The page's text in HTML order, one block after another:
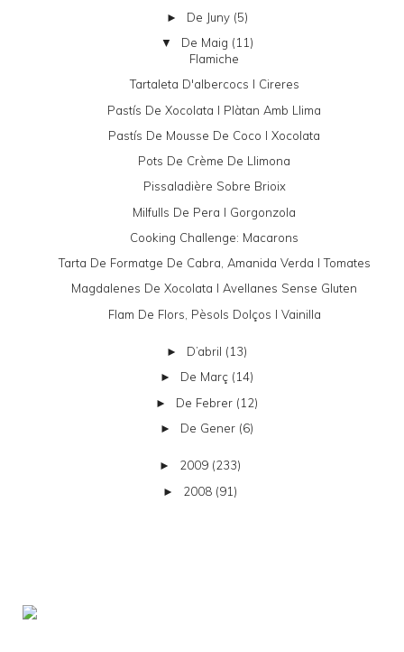
► De Juny (5)
▼ De Maig (11)
Flamiche
Tartaleta D'albercocs I Cireres
Pastís De Xocolata I Plàtan Amb Llima
Pastís De Mousse De Coco I Xocolata
Pots De Crème De Llimona
Pissaladière Sobre Brioix
Milfulls De Pera I Gorgonzola
Cooking Challenge: Macarons
Tarta De Formatge De Cabra, Amanida Verda I Tomates
Magdalenes De Xocolata I Avellanes Sense Gluten
Flam De Flors, Pèsols Dolços I Vainilla
► D’abril (13)
► De Març (14)
► De Febrer (12)
► De Gener (6)
► 2009 (233)
► 2008 (91)